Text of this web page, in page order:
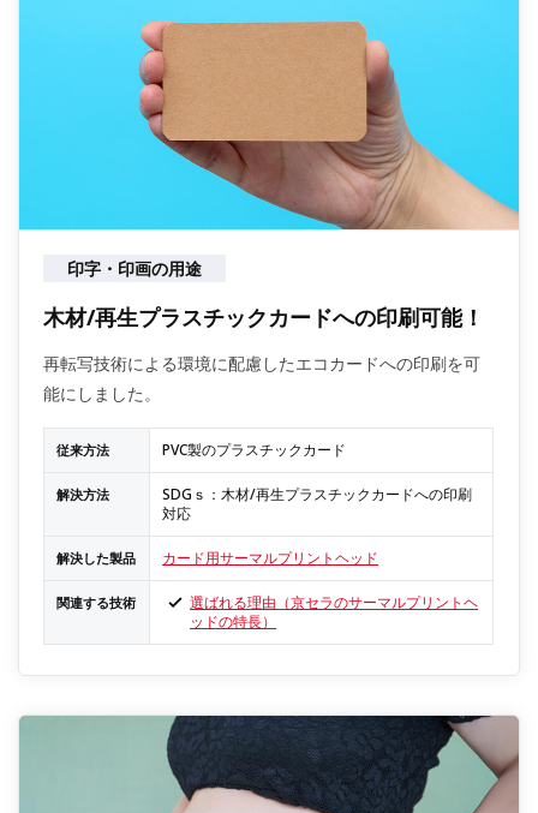
印字・印画の用途
木材/再生プラスチックカードへの印刷可能！
再転写技術による環境に配慮したエコカードへの印刷を可
能にしました。
従来方法 PVC製のプラスチックカード
解決方法
SDGｓ：木材/再生プラスチックカードへの印刷
対応
解決した製品 カード用サーマルプリントヘッド
関連する技術
選ばれる理由（京セラのサーマルプリントヘ
ッドの特長）